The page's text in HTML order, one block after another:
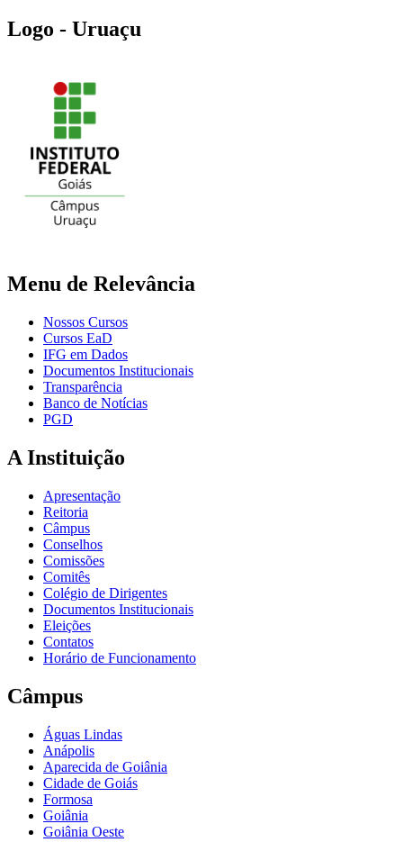
Logo - Uruaçu
Menu de Relevância
Nossos Cursos
Cursos EaD
IFG em Dados
Documentos Institucionais
Transparência
Banco de Notícias
PGD
A Instituição
Apresentação
Reitoria
Câmpus
Conselhos
Comissões
Comitês
Colégio de Dirigentes
Documentos Institucionais
Eleições
Contatos
Horário de Funcionamento
Câmpus
Águas Lindas
Anápolis
Aparecida de Goiânia
Cidade de Goiás
Formosa
Goiânia
Goiânia Oeste